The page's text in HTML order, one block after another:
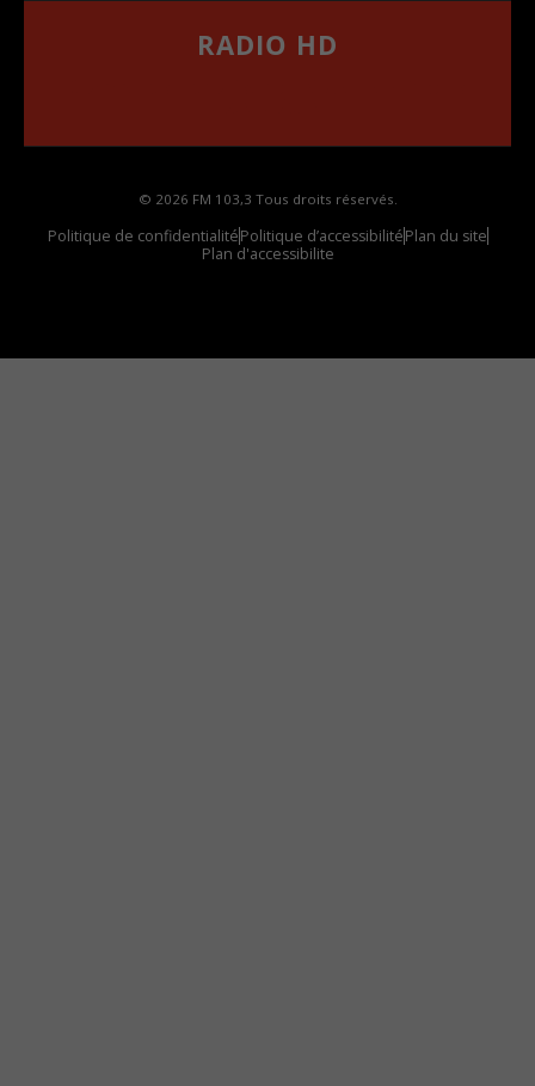
RADIO HD
© 2026 FM 103,3 Tous droits réservés.
Politique de confidentialitéPolitique d’accessibilitéPlan du site
Plan d'accessibilite